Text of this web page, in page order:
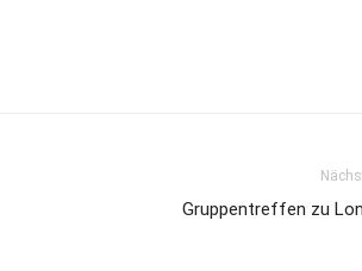
Gruppentreffen zu